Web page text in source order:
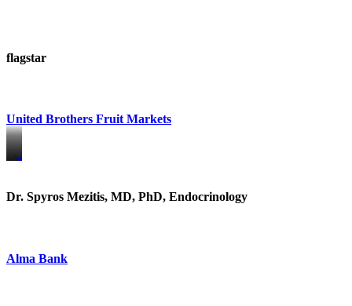
flagstar
United Brothers Fruit Markets
https://www.unitedbrothersfruitmarkets.com/
https://www.unitedbrothersfruitmarkets.com/
Dr. Spyros Mezitis, MD, PhD, Endocrinology
Alma Bank